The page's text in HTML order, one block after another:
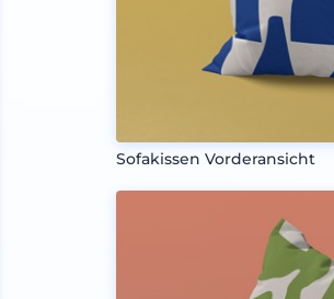
Sofakissen Vorderansicht